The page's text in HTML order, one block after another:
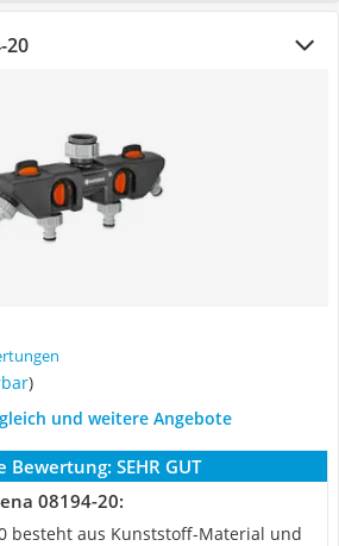
20
)
und weitere Angebote
Bewertung: SEHR GUT
08194-20:
besteht aus Kunststoff-Material und